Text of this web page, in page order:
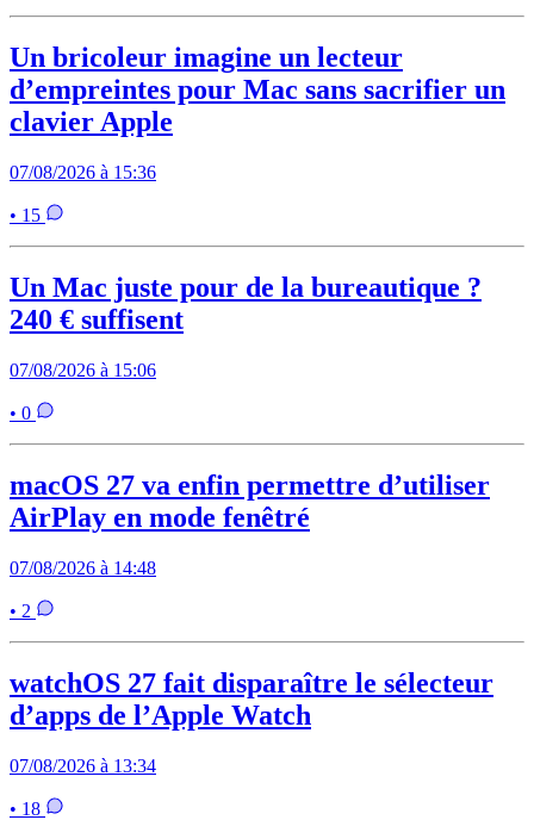
Un bricoleur imagine un lecteur
d’empreintes pour Mac sans sacrifier un
clavier Apple
07/08/2026 à 15:36
• 15
Un Mac juste pour de la bureautique ?
240 € suffisent
07/08/2026 à 15:06
• 0
macOS 27 va enfin permettre d’utiliser
AirPlay en mode fenêtré
07/08/2026 à 14:48
• 2
watchOS 27 fait disparaître le sélecteur
d’apps de l’Apple Watch
07/08/2026 à 13:34
• 18